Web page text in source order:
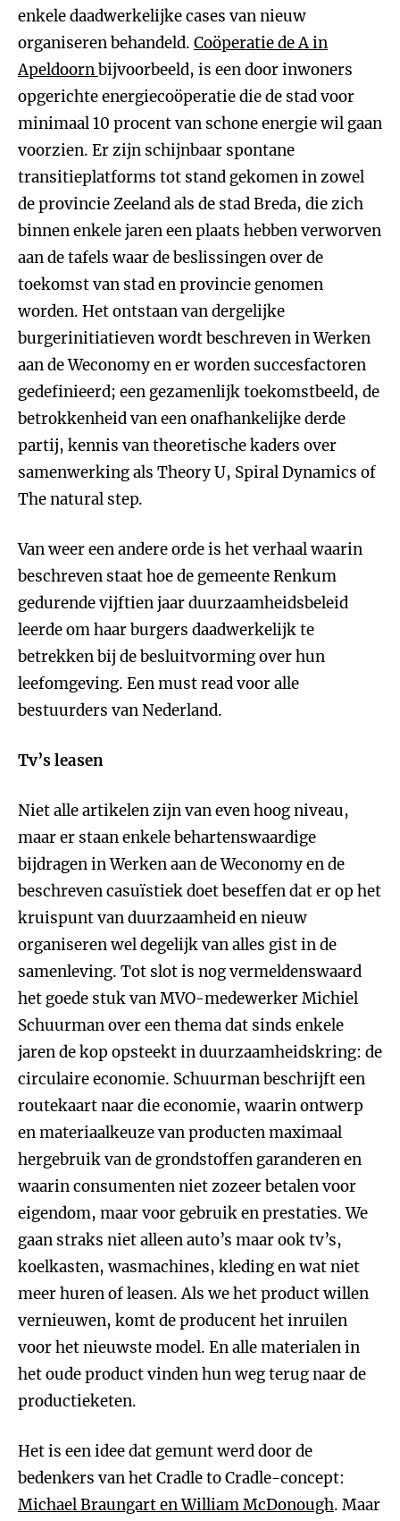
enkele daadwerkelijke cases van nieuw
organiseren behandeld. Coöperatie de A in
Apeldoornbijvoorbeeld, is een door inwoners
opgerichte energiecoöperatie die de stad voor
minimaal 10 procent van schone energie wil gaan
voorzien. Er zijn schijnbaar spontane
transitieplatforms tot stand gekomen in zowel
de provincie Zeeland als de stad Breda, die zich
binnen enkele jaren een plaats hebben verworven
aan de tafels waar de beslissingen over de
toekomst van stad en provincie genomen
worden. Het ontstaan van dergelijke
burgerinitiatieven wordt beschreven in Werken
aan de Weconomy en er worden succesfactoren
gedefinieerd; een gezamenlijk toekomstbeeld, de
betrokkenheid van een onafhankelijke derde
partij, kennis van theoretische kaders over
samenwerking als Theory U, Spiral Dynamics of
The natural step.
Van weer een andere orde is het verhaal waarin
beschreven staat hoe de gemeente Renkum
gedurende vijftien jaar duurzaamheidsbeleid
leerde om haar burgers daadwerkelijk te
betrekken bij de besluitvorming over hun
leefomgeving. Een must read voor alle
bestuurders van Nederland.
Tv’s leasen
Niet alle artikelen zijn van even hoog niveau,
maar er staan enkele behartenswaardige
bijdragen in Werken aan de Weconomy en de
beschreven casuïstiek doet beseffen dat er op het
kruispunt van duurzaamheid en nieuw
organiseren wel degelijk van alles gist in de
samenleving. Tot slot is nog vermeldenswaard
het goede stuk van MVO-medewerker Michiel
Schuurman over een thema dat sinds enkele
jaren de kop opsteekt in duurzaamheidskring: de
circulaire economie. Schuurman beschrijft een
routekaart naar die economie, waarin ontwerp
en materiaalkeuze van producten maximaal
hergebruik van de grondstoffen garanderen en
waarin consumenten niet zozeer betalen voor
eigendom, maar voor gebruik en prestaties. We
gaan straks niet alleen auto’s maar ook tv’s,
koelkasten, wasmachines, kleding en wat niet
meer huren of leasen. Als we het product willen
vernieuwen, komt de producent het inruilen
voor het nieuwste model. En alle materialen in
het oude product vinden hun weg terug naar de
productieketen.
Het is een idee dat gemunt werd door de
bedenkers van het Cradle to Cradle-concept:
Michael Braungart en William McDonough. Maar